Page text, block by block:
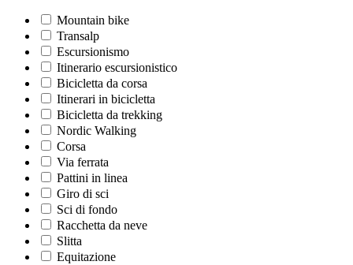
Mountain bike
Transalp
Escursionismo
Itinerario escursionistico
Bicicletta da corsa
Itinerari in bicicletta
Bicicletta da trekking
Nordic Walking
Corsa
Via ferrata
Pattini in linea
Giro di sci
Sci di fondo
Racchetta da neve
Slitta
Equitazione